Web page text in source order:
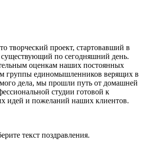
творческий проект, стартовавший в
существующий по сегодняшний день.
оценкам наших постоянных
группы единомышленников верящих в
дела, мы прошли путь от домашней
студии готовой к
идей и пожеланий наших клиентов.
текст поздравления.